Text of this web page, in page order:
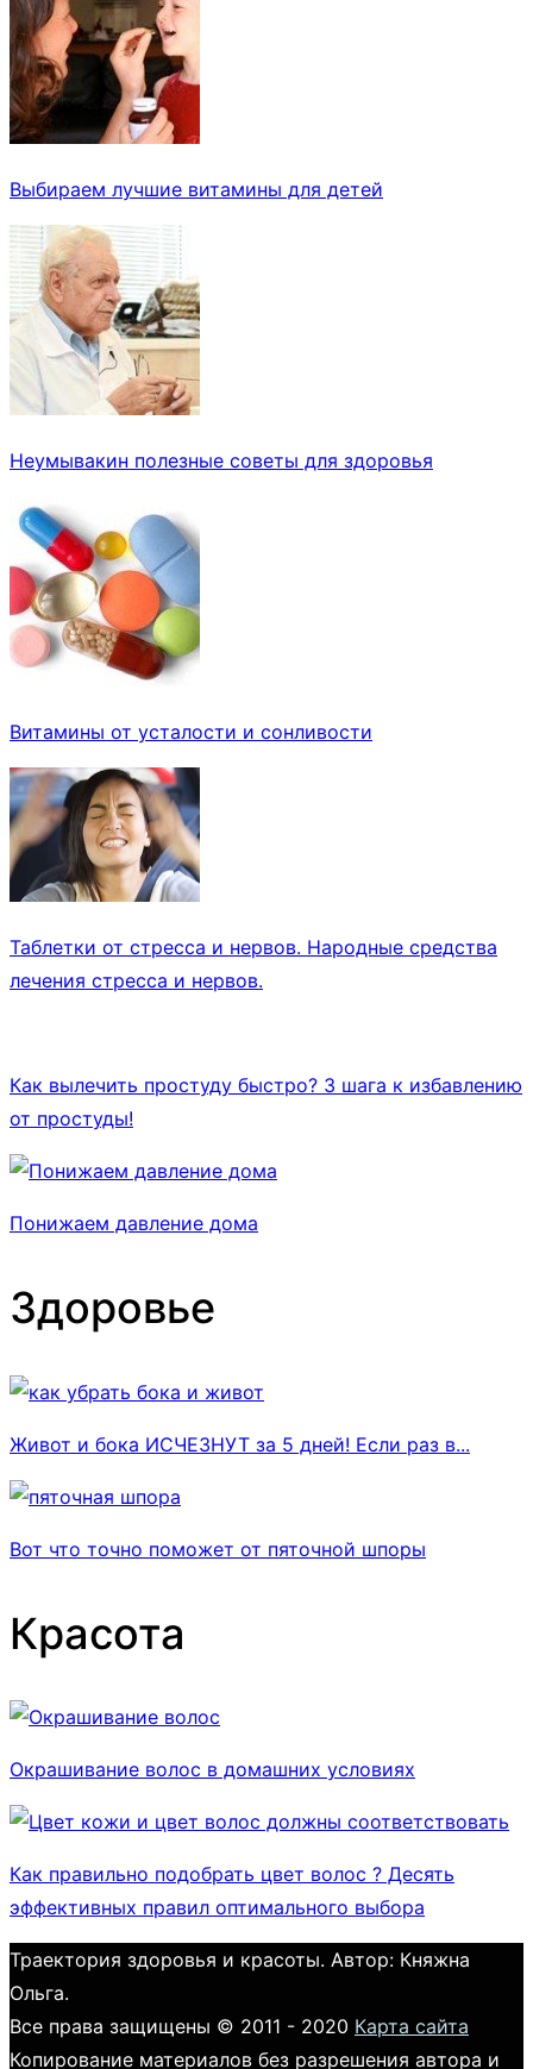
Выбираем лучшие витамины для детей
Неумывакин полезные советы для здоровья
Витамины от усталости и сонливости
Таблетки от стресса и нервов. Народные средства
лечения стресса и нервов.
Как вылечить простуду быстро? 3 шага к избавлению
от простуды!
Понижаем давление дома
Здоровье
Живот и бока ИСЧЕЗНУТ за 5 дней! Если раз в...
Вот что точно поможет от пяточной шпоры
Красота
Окрашивание волос в домашних условиях
Как правильно подобрать цвет волос ? Десять
эффективных правил оптимального выбора
Траектория здоровья и красоты. Автор: Княжна
Ольга.
Все права защищены © 2011 - 2020 Карта сайта
Копирование материалов без разрешения автора и